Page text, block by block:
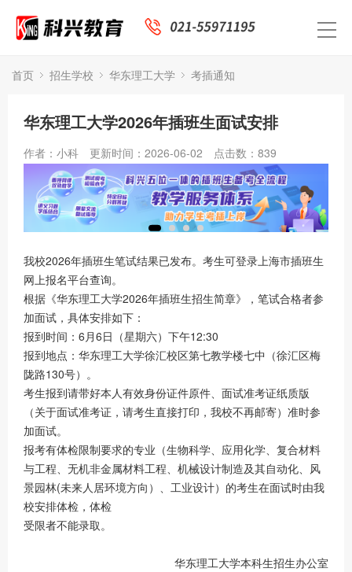
首页 招生学校 华东理工大学 考插通知
华东理工大学2026年插班生面试安排
作者：小科 更新时间：2026-06-02 点击数： 839
我校2026年插班生笔试结果已发布。考生可登录上海市插班生
网上报名平台查询。
根据《华东理工大学2026年插班生招生简章》，笔试合格者参
加面试，具体安排如下：
报到时间：6月6日（星期六）下午12:30
报到地点：华东理工大学徐汇校区第七教学楼七中（徐汇区梅
陇路130号）。
考生报到请带好本人有效身份证件原件、面试准考证纸质版
（关于面试准考证，请考生直接打印，我校不再邮寄）准时参
加面试。
报考有体检限制要求的专业（生物科学、应用化学、复合材料
与工程、无机非金属材料工程、机械设计制造及其自动化、风
景园林(未来人居环境方向）、工业设计）的考生在面试时由我
校安排体检，体检
受限者不能录取。
华东理工大学本科生招生办公室